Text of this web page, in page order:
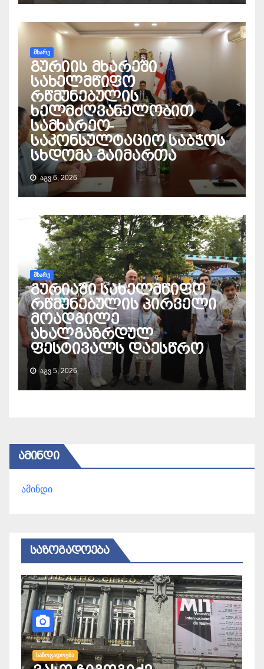
ᲛᲮᲐᲠᲔ
გურიის მხარეში
სახელმწიფო
რწმუნებულის
ხელმძღვანელობით
სამხარეო-
საკონსულტაციო საბჭოს
სხდომა გაიმართა
ᲐᲒᲕ 6, 2026
ᲛᲮᲐᲠᲔ
გურიაში სახელმწიფო
რწმუნებულის პირველი
მოადგილე
ახალგაზრდულ
ფესტივალს დაესწრო
ᲐᲒᲕ 5, 2026
ᲐᲛᲘᲜᲓᲘ
ამინდი
ᲡᲐᲖᲝᲒᲐᲓᲝᲔᲑᲐ
ᲡᲐᲖᲝᲒᲐᲓᲝᲔᲑᲐ